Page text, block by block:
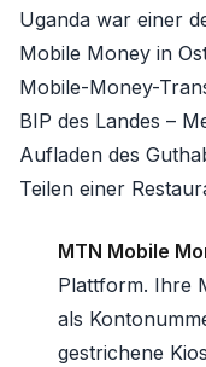
Uganda war einer
Mobile Money in
Mobile-Money-
BIP des Landes –
Aufladen des
Teilen einer
MTN Mobile
Plattform. Ihre
als
gestrichene